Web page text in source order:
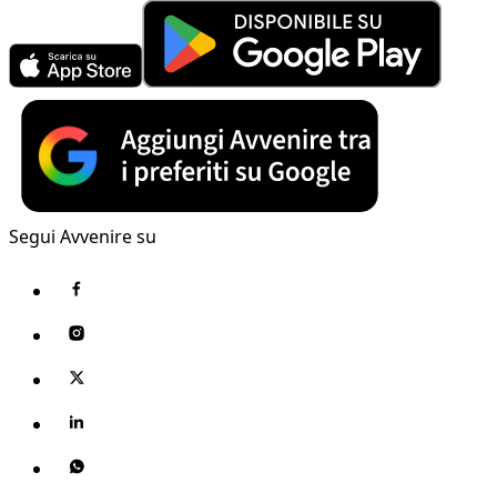
Segui Avvenire su